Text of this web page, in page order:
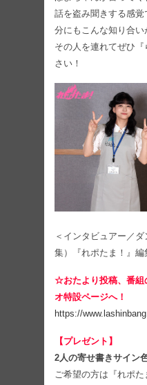
話を盗み聞きする感
分にもこんな知り合い
その人を連れてぜひ
さい！
＜インタビュアー／
集）『れポたま！』編
☆おたより投稿、番組
オ特設ページへ！
https://
【プレゼント】
2人の寄せ書きサイン
ご希望の方は『れポ